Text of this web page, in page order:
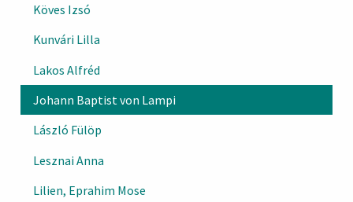
Köves Izsó
Kunvári Lilla
Lakos Alfréd
Johann Baptist von Lampi
László Fülöp
Lesznai Anna
Lilien, Eprahim Mose